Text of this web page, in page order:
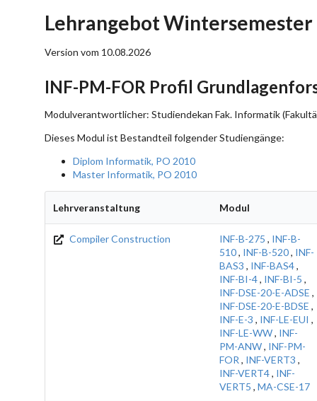
Lehrangebot Wintersemester
Version vom 10.08.2026
INF-PM-FOR Profil
Modulverantwortlicher: Studiendekan Fak. Informatik
Dieses Modul ist Bestandteil folgender Studiengänge:
Diplom Informatik, PO 2010
Master Informatik, PO 2010
Lehrveranstaltung Modul
Compiler Construction INF-B-275 , INF-B-
510, INF-B-520, INF-
BAS3 , INF-BAS4,
INF-BI-4, INF-BI-5 ,
INF-DSE-20-E-ADSE ,
INF-DSE-20-E-BDSE ,
INF-E-3 , INF-LE-EUI ,
INF-LE-WW, INF-
PM-ANW, INF-PM-
FOR , INF-VERT3 ,
INF-VERT4, INF-
VERT5 , MA-CSE-17